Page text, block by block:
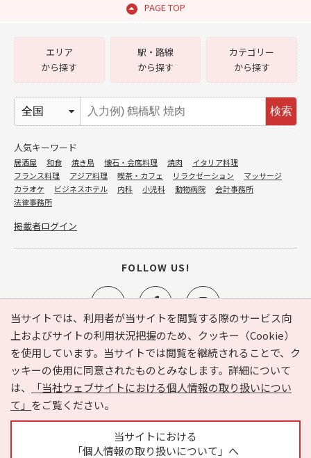
PAGE TOP
当サイトでは、利用者が当サイトを閲覧する際のサービス向
上およびサイトの利用状況把握のため、クッキー（Cookie）
を使用しています。当サイトでは閲覧を継続されることで、ク
ッキーの使用に同意されたものとみなします。詳細について
は、
「当社ウェブサイトにおける個人情報の取り扱いについ
て」 をご覧ください。
当サイトにおける
「個人情報の取り扱いについて」へ
e-NAVITA（イーナビタ）とは？ お気に入り
ヘルプ
利用規約
個人情報の取り扱いについて
運営会社
サイトマップ
広告掲載に関するお問い合わせ
エリア
から探す
駅・路線
から探す
カテゴリー
から探す
検索
人気キーワード
居酒屋 和食 焼き鳥 懐石・会席料理 焼肉
イタリア料理
フランス料理
アジア料理 喫茶・カフェ リラクゼーション
マッサージ
カラオケ
ビジネスホテル 内科 小児科 動物病院
会計事務所
法律事務所
掲載者ログイン
FOLLOW US!